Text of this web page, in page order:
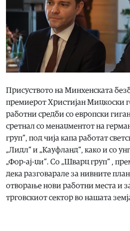
Присуството на Минхенската
премиерот Христијан Мицкоски
работни средби со европски
сретнал со менаџментот на
груп“, под чија капа работат
„Лидл“ и „Кауфланд“, како и со
„Фор-ај-џи“. Со „Шварц груп“ ,
дека разговарале за нивните
отворање нови работни места и
трговскиот сектор во нашата